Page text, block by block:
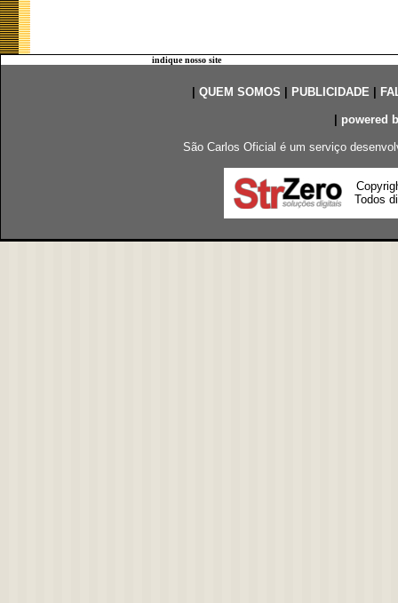
indique nosso site
QUEM SOMOS PUBLICIDADE|
powered
São Carlos Oficial é um serviço
Todos